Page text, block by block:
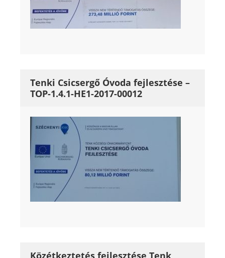
Tenki Csicsergő Óvoda fejlesztése –
TOP-1.4.1-HE1-2017-00012
Közétkeztetés fejlesztése Tenk